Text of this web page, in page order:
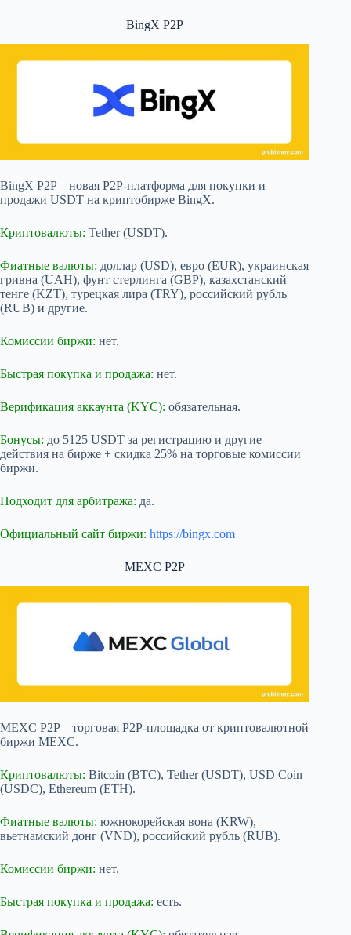
BingX P2P
BingX P2P – новая P2P-платформа для покупки и
продажи USDT на криптобирже BingX.
Криптовалюты: Tether (USDT).
Фиатные валюты: доллар (USD), евро (EUR), украинская
гривна (UAH), фунт стерлинга (GBP), казахстанский
тенге (KZT), турецкая лира (TRY), российский рубль
(RUB) и другие.
Комиссии биржи: нет.
Быстрая покупка и продажа: нет.
Верификация аккаунта (KYC): обязательная.
Бонусы: до 5125 USDT за регистрацию и другие
действия на бирже + скидка 25% на торговые комиссии
биржи.
Подходит для арбитража: да.
Официальный сайт биржи: https://bingx.com
MEXC P2P
MEXC P2P – торговая P2P-площадка от криптовалютной
биржи MEXC.
Криптовалюты: Bitcoin (BTC), Tether (USDT), USD Coin
(USDC), Ethereum (ETH).
Фиатные валюты: южнокорейская вона (KRW),
вьетнамский донг (VND), российский рубль (RUB).
Комиссии биржи: нет.
Быстрая покупка и продажа: есть.